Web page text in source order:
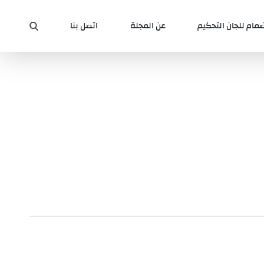
للجان التحكيم عن المجلة اتصل بنا